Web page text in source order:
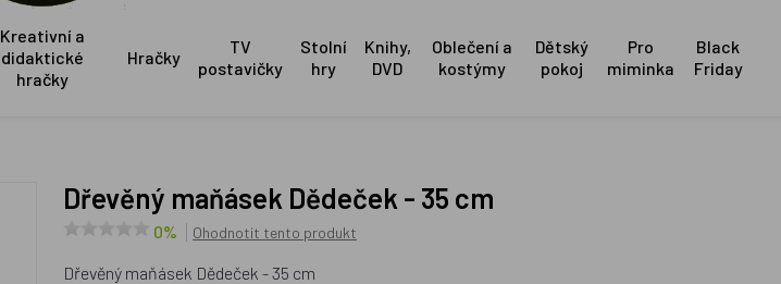
Kreativní a
didaktické
hračky
Hračky
TV
postavičky
Stolní
hry
Knihy,
DVD
Oblečení a
kostýmy
Dětský
pokoj
Pro
miminka
Black
Friday
Dřevěný maňásek Dědeček - 35 cm
0% Ohodnotit tento produkt
Dřevěný maňásek Dědeček - 35 cm